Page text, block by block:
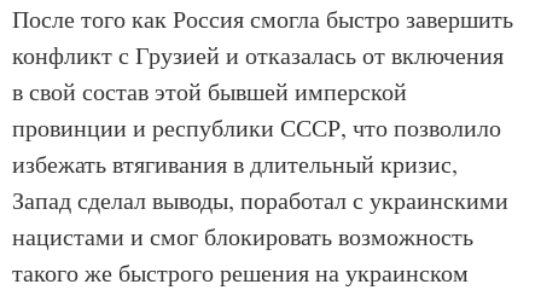
После того как Россия смогла быстро завершить
конфликт с Грузией и отказалась от включения
в свой состав этой бывшей имперской
провинции и республики СССР, что позволило
избежать втягивания в длительный кризис,
Запад сделал выводы, поработал с украинскими
нацистами и смог блокировать возможность
такого же быстрого решения на украинском